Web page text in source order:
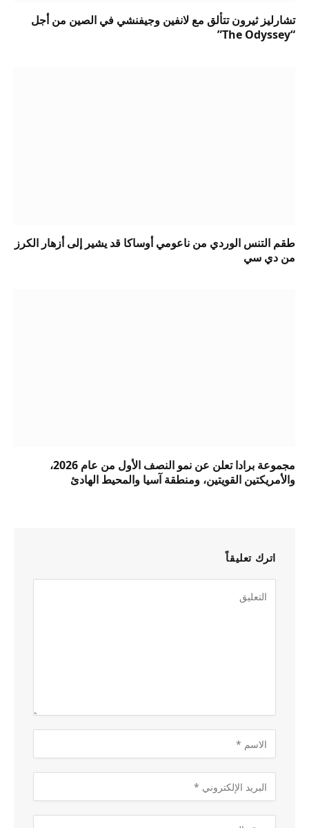
تشارليز ثيرون تتألق مع لانفين وجيفنشي في الصين من أجل
“The Odyssey”
طقم التنس الوردي من ناعومي أوساكا قد يشير إلى أزهار الكرز
من دي سي
مجموعة برادا تعلن عن نمو النصف الأول من عام 2026،
والأمريكتين القويتين، ومنطقة آسيا والمحيط الهادئ
اترك تعليقاً